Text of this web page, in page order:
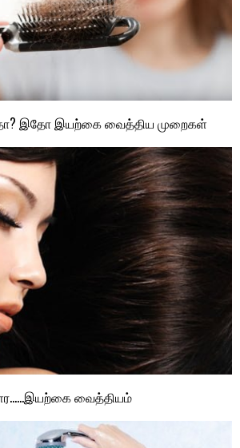
இதோ இயற்கை வைத்திய முறைகள்
வைத்தியம்